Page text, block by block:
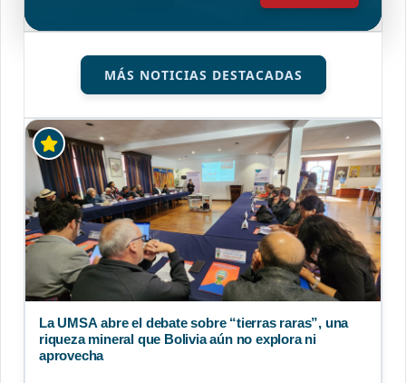
MÁS NOTICIAS DESTACADAS
La UMSA abre el debate sobre “tierras raras”, una
riqueza mineral que Bolivia aún no explora ni
aprovecha